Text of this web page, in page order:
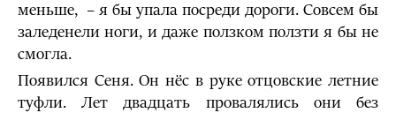
меньше, ­ – я бы упала посреди дороги. Совсем бы
заледенели ноги, и даже ползком ползти я бы не
смогла.
Появился Сеня. Он нёс в руке отцовские летние
туфли. Лет двадцать провалялись они без